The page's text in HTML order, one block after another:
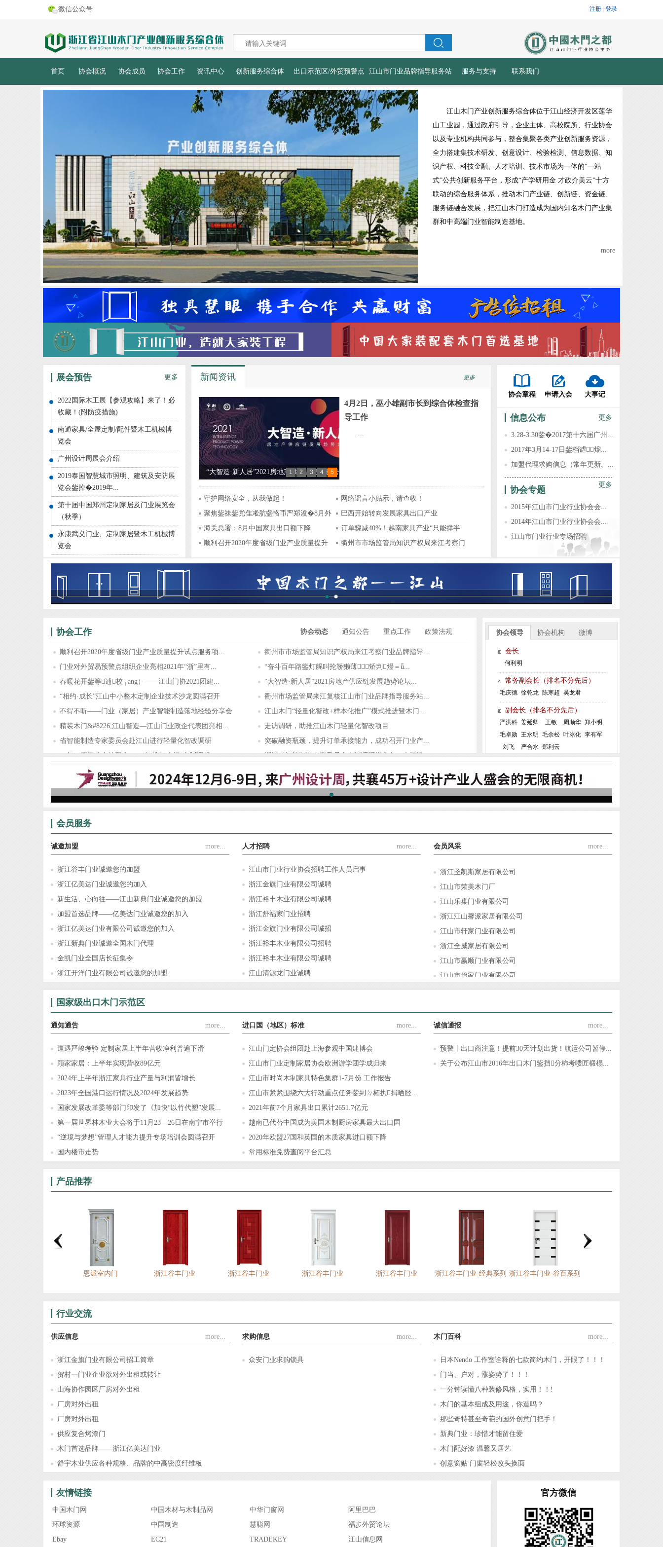
微信公众号
首页 协会概况 协会成员 协会工作 资讯中心 创新服务综合体 出口示范区/外贸预警点 江山市门业品牌指导服务站 服务与支持 联系我们
江山木门产业创新服务综合体位于江山经济开发区莲华
山工业园，通过政府引导，企业主体、高校院所、行业协会
以及专业机构共同参与，整合集聚各类产业创新服务资源，
全力搭建集技术研发、创意设计、检验检测、信息数据、知
识产权、科技金融、人才培训、技术市场为一体的“一站
式”公共创新服务平台，形成“产学研用金 才政介美云”十方
联动的综合服务体系，推动木门产业链、创新链、资金链、
服务链融合发展，把江山木门打造成为国内知名木门产业集
群和中高端门业智能制造基地。
more
展会预告 更多
2022国际木工展【参观攻略】来了！必
收藏！(附防疫措施)
南通家具/全屋定制/配件暨木工机械博
览会
广州设计周展会介绍
2019泰国智慧城市照明、建筑及安防展
览会鈭掉�2019年...
第十届中国郑州定制家居及门业展览会
（秋季）
永康武义门业、定制家居暨木工机械博
览会
新闻资讯 更多
“大智造·新人居”2021房地产供应链发展趋势
论坛在江山成功举办
1 2 3 4 5
4月2日，巫小雄副市长到综合体检查指
导工作
守护网络安全，从我做起！
网络谣言小贴示，请查收！
聚焦鈭祙鈭党隹凇肮盏恪币严郑浚�8月外
贸...
巴西开始转向发展家具出口产业
海关总署：8月中国家具出口额下降
7.9%！
订单骤减40%！越南家具产业“只能撑半
年”！
顺利召开2020年度省级门业产业质量提升
衢州市市场监管局知识产权局来江考察门
协会章程 申请入会 大事记
信息公布 更多
3.28-3.30鈭�2017第十六届广州...
2017年3月14-17日鈭档谑熘...
加盟代理求购信息（常年更新。...
协会专题
更多
2015年江山市门业行业协会会...
2014年江山市门业行业协会会...
江山市门业行业专场招聘
协会工作 协会动态 通知公告 重点工作 政策法规
顺利召开2020年度省级门业产业质量提升试点服务项...
衢州市市场监管局知识产权局来江考察门业品牌指导...
门业对外贸易预警点组织企业亮相2021年“浙”里有...
“奋斗百年路鈭灯艉叫抡鞒獭薄矫判熳＝ǖ...
春暖花开鈭等逋校╤ang）——江山门协2021团建...
“大智造·新人居”2021房地产供应链发展趋势论坛...
“相约·成长”江山中小整木定制企业技术沙龙圆满召开
衢州市场监管局来江复核江山市门业品牌指导服务站...
不得不听——门业（家居）产业智能制造落地经验分享会
江山木门“轻量化智改+样本化推广”模式推进暨木门...
精装木门&#8226;江山智造—江山门业政企代表团亮相...
走访调研，助推江山木门轻量化智改项目
省智能制造专家委员会赴江山进行轻量化智改调研
突破融资瓶颈，提升订单承接能力，成功召开门业产...
一年一度门业人的聚会——“智造好木门·定制理想...
浙江省智能制造专家委员会来江调研指方向：木门轻...
锦庭装饰×江山门协，为门业（家居）企业提供门、...
协会领导 协会机构 微博
会长
何利明
常务副会长（排名不分先后）
毛庆德 徐乾龙 陈寒超 吴龙君
副会长（排名不分先后）
严洪科 姜延卿 王敏 周顺华 郑小明
毛卓勋 王水明 毛余松 叶冰化 李有军
刘飞
严合水 郑利云
会员服务
诚邀加盟 more...
浙江谷丰门业诚邀您的加盟
浙江亿美达门业诚邀您的加入
新生活、心向往——江山新典门业诚邀您的加盟
加盟首选品牌——亿美达门业诚邀您的加入
浙江亿美达门业有限公司诚邀您的加入
浙江新典门业诚邀全国木门代理
金凯门业全国店长征集令
浙江开洋门业有限公司诚邀您的加盟
人才招聘 more...
江山市门业行业协会招聘工作人员启事
浙江金旗门业有限公司诚聘
浙江裕丰木业有限公司诚聘
浙江舒福家门业招聘
浙江金旗门业有限公司诚招
浙江裕丰木业有限公司招聘
浙江裕丰木业有限公司诚聘
江山清源龙门业诚聘
会员风采 more...
江山市全品世纪门业有限公司
江山市佳梦圆装饰材料厂
浙江杭派门业有限公司
浙江铜锣汉门业有限公司
江山市方圆和门业有限公司
江山市帝昂装饰材料有限公司
浙江赛银将军门业有限公司
浙江清源龙家居有限公司
江山沁园春家居有限公司
江山市金派门业有限公司
江山市嘉启富门业有限公司
江山多美歌门业装饰有限公司
江山百家旺门业有限责任公司
浙江安若家居有限公司
浙江雅迪乐木业有限公司
浙江金诚消防科技有限公司
杭州顺南兴木工机械有限公司江山营业部
江山金纳福门业有限公司
浙江圣凯斯家居有限公司
江山市荣美木门厂
江山乐巢门业有限公司
浙江江山馨派家居有限公司
江山市轩家门业有限公司
浙江全威家居有限公司
江山市赢顺门业有限公司
江山市怡家门业有限公司
江山市君瑞门业有限公司
浙江杉迪门业有限公司
江山市众安门业有限公司
江山铭望世家门业有限公司
江山市坤裕门业有限公司
江山市佳梦圆装饰材料厂
浙江欧嘉门业有限公司
江山六六福门业有限公司
浙江江山润安门业有限公司
江山市奥斯曼门业有限公司
浙江永恒门业有限公司
浙江名雅居木业有限公司
浙江金旗门业有限公司
浙江裕丰木业有限公司
浙江舒福家门业有限公司
国家级出口木门示范区
通知通告 more...
遭遇严峻考验 定制家居上半年营收净利普遍下滑
顾家家居：上半年实现营收89亿元
2024年上半年浙江家具行业产量与利润皆增长
2023年全国港口运行情况及2024年发展趋势
国家发展改革委等部门印发了《加快“以竹代塑”发展...
第一届世界林木业大会将于11月23—26日在南宁市举行
“逆境与梦想”管理人才能力提升专场培训会圆满召开
国内楼市走势
进口国（地区）标准 more...
江山门定协会组团赴上海参观中国建博会
江山市门业定制家居协会欧洲游学团学成归来
江山市时尚木制家具特色集群1-7月份 工作报告
江山市紧紧围绕六大行动重点任务鈭到ㄉ柘执揖哂胫...
2021年前7个月家具出口累计2651.7亿元
越南已代替中国成为美国木制厨房家具最大出口国
2020年欧盟27国和英国的木质家具进口额下降
常用标准免费查阅平台汇总
诚信通报 more...
预警丨出口商注意！提前30天计划出货！航运公司暂停...
关于公布江山市2016年出口木门鈭挡分柿考喽匠椴榻...
产品推荐
恩派室内门 浙江谷丰门业 浙江谷丰门业 浙江谷丰门业 浙江谷丰门业 浙江谷丰门业-经典系列 浙江谷丰门业-谷百系列
行业交流
供应信息 more...
浙江金旗门业有限公司招工简章
贺村一门业企业欲对外出租或转让
山海协作园区厂房对外出租
厂房对外出租
厂房对外出租
供应复合烤漆门
木门首选品牌——浙江亿美达门业
舒宇木业供应各种规格、品牌的中高密度纤维板
求购信息 more...
众安门业求购锁具
木门百科 more...
日本Nendo 工作室诠释的七款简约木门，开眼了！！！
门当、户对，涨姿势了！！！
一分钟读懂八种装修风格，实用！！!
木门的基本组成及用途，你造吗？
那些奇特甚至奇葩的国外创意门把手！
新典门业：珍惜才能留住爱
木门配好漆 温馨又居艺
创意窗贴 门窗轻松改头换面
友情链接
中国木门网 中国木材与木制品网 中华门窗网
阿里巴巴
环球资源
中国制造 慧聪网
福步外贸论坛
Ebay
EC21 TRADEKEY 江山信息网
官方微信